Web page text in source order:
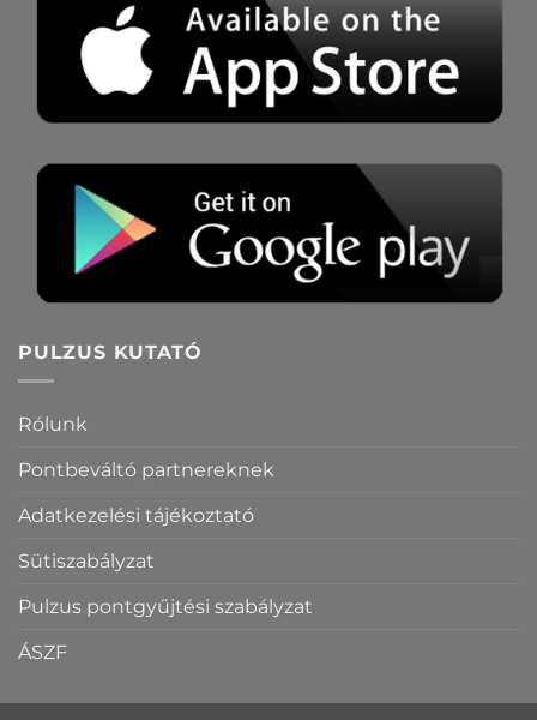
PULZUS KUTATÓ
Rólunk
Pontbeváltó partnereknek
Adatkezelési tájékoztató
Sütiszabályzat
Pulzus pontgyűjtési szabályzat
ÁSZF